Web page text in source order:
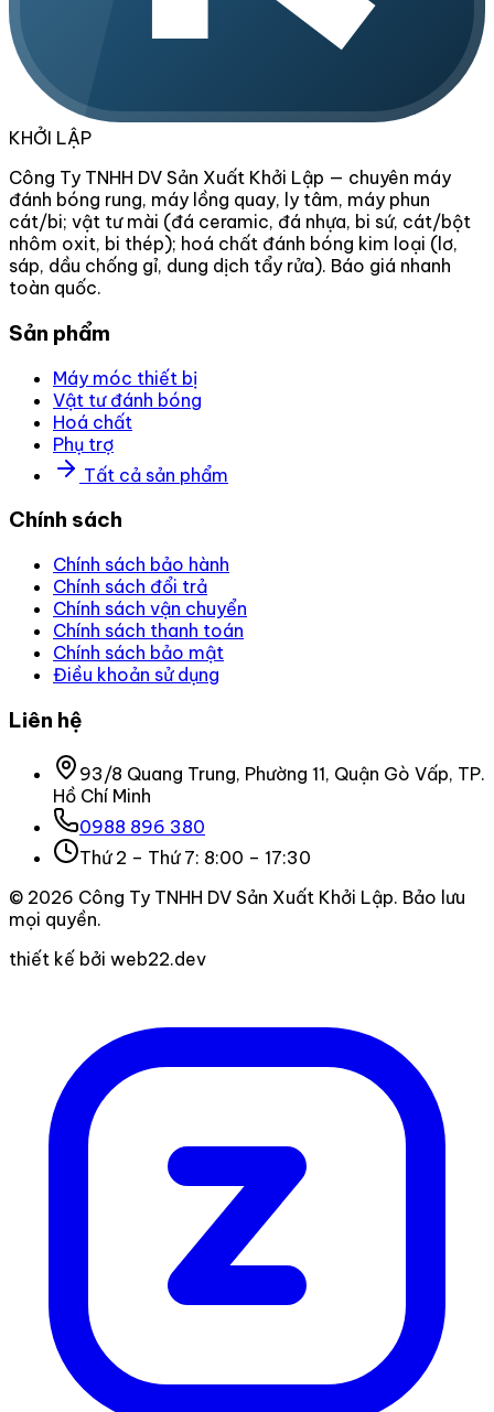
KHỞI LẬP
Công Ty TNHH DV Sản Xuất Khởi Lập — chuyên máy
đánh bóng rung, máy lồng quay, ly tâm, máy phun
cát/bi; vật tư mài (đá ceramic, đá nhựa, bi sứ, cát/bột
nhôm oxit, bi thép); hoá chất đánh bóng kim loại (lơ,
sáp, dầu chống gỉ, dung dịch tẩy rửa). Báo giá nhanh
toàn quốc.
Sản phẩm
Máy móc thiết bị
Vật tư đánh bóng
Hoá chất
Phụ trợ
Tất cả sản phẩm
Chính sách
Chính sách bảo hành
Chính sách đổi trả
Chính sách vận chuyển
Chính sách thanh toán
Chính sách bảo mật
Điều khoản sử dụng
Liên hệ
93/8 Quang Trung, Phường 11, Quận Gò Vấp, TP.
Hồ Chí Minh
0988 896 380
Thứ 2 – Thứ 7: 8:00 – 17:30
© 2026 Công Ty TNHH DV Sản Xuất Khởi Lập. Bảo lưu
mọi quyền.
thiết kế bởi web22.dev